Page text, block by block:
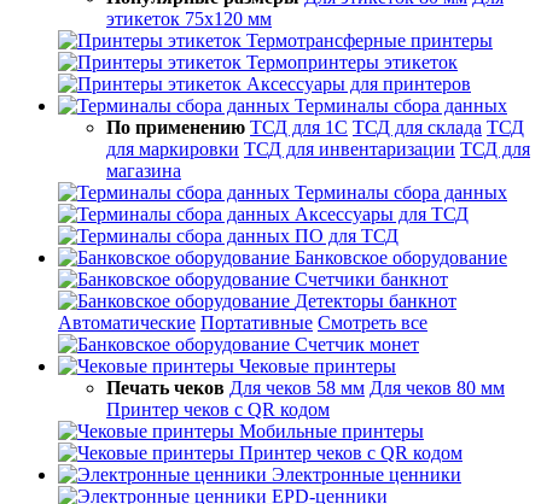
этикеток 75х120 мм
Термотрансферные принтеры
Термопринтеры этикеток
Аксессуары для принтеров
Терминалы сбора данных
По применению ТСД для 1С ТСД для склада ТСД
для маркировки ТСД для инвентаризации ТСД для
магазина
Терминалы сбора данных
Аксессуары для ТСД
ПО для ТСД
Банковское оборудование
Счетчики банкнот
Детекторы банкнот
Автоматические Портативные Смотреть все
Счетчик монет
Чековые принтеры
Печать чеков Для чеков 58 мм Для чеков 80 мм
Принтер чеков с QR кодом
Мобильные принтеры
Принтер чеков с QR кодом
Электронные ценники
EPD-ценники